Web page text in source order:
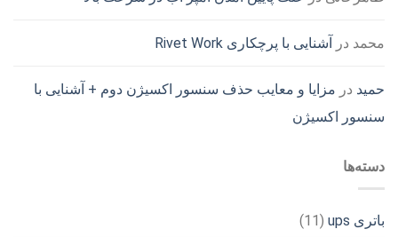
محمد در آشنایی با پرچکاری Rivet Work
حمید در مزایا و معایب حذف سنسور اکسیژن دوم + آشنایی با
سنسور اکسیژن
دسته‌ها
باتری ups
(11)